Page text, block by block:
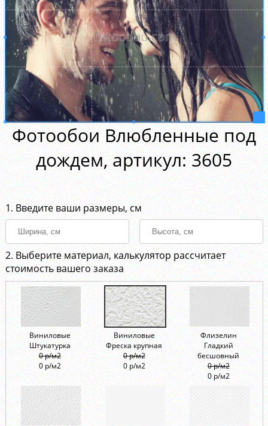
Фотообои Влюбленные под
дождем, aртикул: 3605
1. Введите ваши размеры, см
2. Выберите материал, калькулятор рассчитает
стоимость вашего заказа
Виниловые
Штукатурка
0 р/м2
0 р/м2
Виниловые
Фреска крупная
0 р/м2
0 р/м2
Флизелин
Гладкий
бесшовный
0 р/м2
0 р/м2